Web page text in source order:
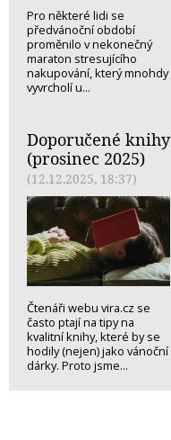
Pro některé lidi se
předvánoční období
proměnilo v nekonečný
maraton stresujícího
nakupování, který mnohdy
vyvrcholí u...
Doporučené knihy
(prosinec 2025)
(12.12.2025, 18:37)
Čtenáři webu vira.cz se
často ptají na tipy na
kvalitní knihy, které by se
hodily (nejen) jako vánoční
dárky. Proto jsme...